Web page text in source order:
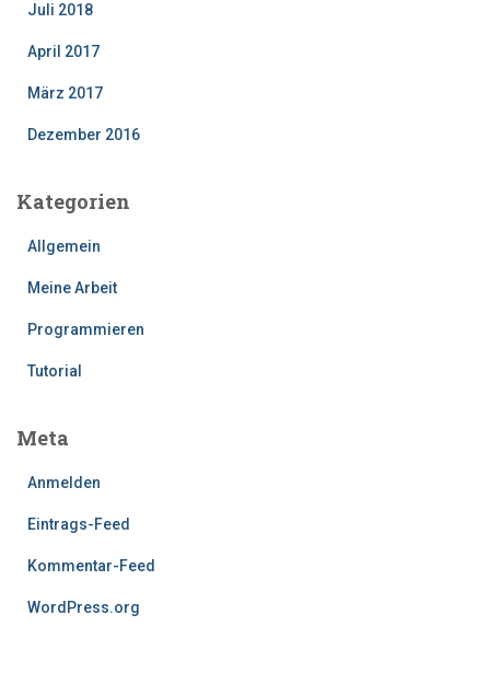
Juli 2018
April 2017
März 2017
Dezember 2016
Kategorien
Allgemein
Meine Arbeit
Programmieren
Tutorial
Meta
Anmelden
Eintrags-Feed
Kommentar-Feed
WordPress.org